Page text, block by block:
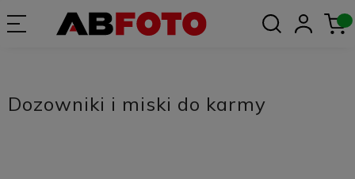
Dozowniki i miski do karmy